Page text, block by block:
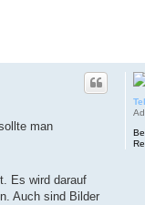
man
Es wird darauf
Auch sind Bilder